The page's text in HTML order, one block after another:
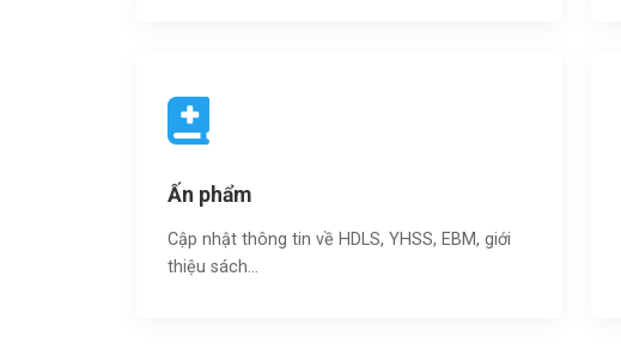
Ấn phẩm
Cập nhật thông tin về HDLS, YHSS, EBM, giới
thiệu sách…